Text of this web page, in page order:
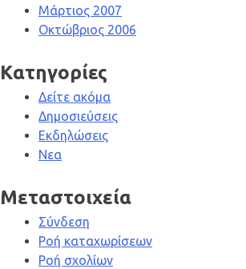
Μάρτιος 2007
Οκτώβριος 2006
Kατηγορίες
Δείτε ακόμα
Δημοσιεύσεις
Εκδηλώσεις
Νεα
Μεταστοιχεία
Σύνδεση
Ροή καταχωρίσεων
Ροή σχολίων